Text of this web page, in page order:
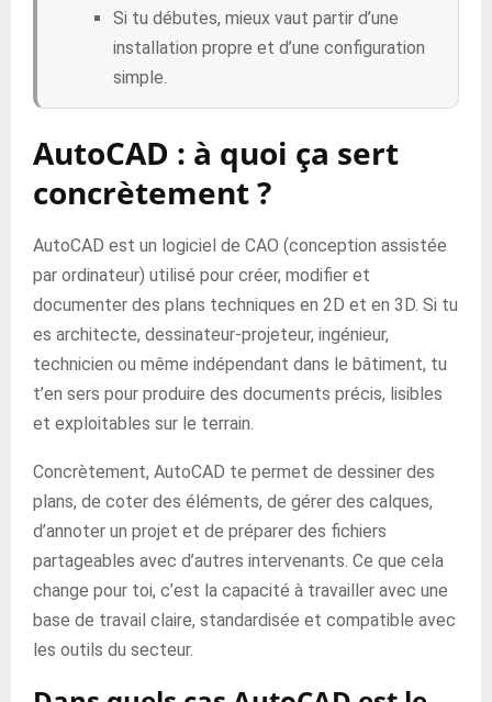
Si tu débutes, mieux vaut partir d’une
installation propre et d’une configuration
simple.
AutoCAD : à quoi ça sert
concrètement ?
AutoCAD est un logiciel de CAO (conception assistée
par ordinateur) utilisé pour créer, modifier et
documenter des plans techniques en 2D et en 3D. Si tu
es architecte, dessinateur-projeteur, ingénieur,
technicien ou même indépendant dans le bâtiment, tu
t’en sers pour produire des documents précis, lisibles
et exploitables sur le terrain.
Concrètement, AutoCAD te permet de dessiner des
plans, de coter des éléments, de gérer des calques,
d’annoter un projet et de préparer des fichiers
partageables avec d’autres intervenants. Ce que cela
change pour toi, c’est la capacité à travailler avec une
base de travail claire, standardisée et compatible avec
les outils du secteur.